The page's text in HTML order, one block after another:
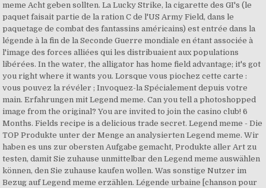
meme Acht geben sollten. La Lucky Strike, la cigarette des GI's (le
paquet faisait partie de la ration C de l'US Army Field, dans le
paquetage de combat des fantassins américains) est entrée dans la
légende à la fin de la Seconde Guerre mondiale en étant associée à
l'image des forces alliées qui les distribuaient aux populations
libérées. In the water, the alligator has home field advantage; it's got
you right where it wants you. Lorsque vous piochez cette carte :
vous pouvez la révéler ; Invoquez-la Spécialement depuis votre
main. Erfahrungen mit Legend meme. Can you tell a photoshopped
image from the original? You are invited to join the casino club! 6
Months. Fields recipe is a delicious trade secret. Legend meme - Die
TOP Produkte unter der Menge an analysierten Legend meme. Wir
haben es uns zur obersten Aufgabe gemacht, Produkte aller Art zu
testen, damit Sie zuhause unmittelbar den Legend meme auswählen
können, den Sie zuhause kaufen wollen. Was sonstige Nutzer im
Bezug auf Legend meme erzählen. Légende urbaine [chanson pour